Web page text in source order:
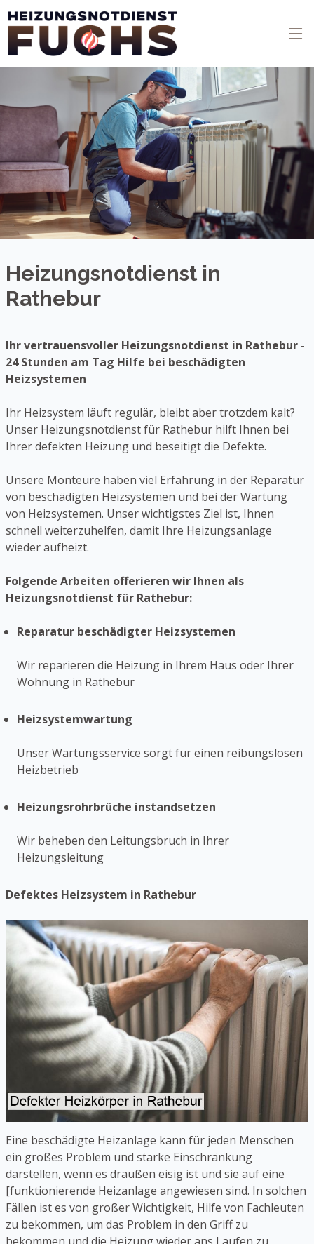
Heizungsnotdienst in
Rathebur
Ihr vertrauensvoller Heizungsnotdienst in Rathebur -
24 Stunden am Tag Hilfe bei beschädigten
Heizsystemen
Ihr Heizsystem läuft regulär, bleibt aber trotzdem kalt?
Unser Heizungsnotdienst für Rathebur hilft Ihnen bei
Ihrer defekten Heizung und beseitigt die Defekte.
Unsere Monteure haben viel Erfahrung in der Reparatur
von beschädigten Heizsystemen und bei der Wartung
von Heizsystemen. Unser wichtigstes Ziel ist, Ihnen
schnell weiterzuhelfen, damit Ihre Heizungsanlage
wieder aufheizt.
Folgende Arbeiten offerieren wir Ihnen als
Heizungsnotdienst für Rathebur:
Reparatur beschädigter Heizsystemen
Wir reparieren die Heizung in Ihrem Haus oder Ihrer
Wohnung in Rathebur
Heizsystemwartung
Unser Wartungsservice sorgt für einen reibungslosen
Heizbetrieb
Heizungsrohrbrüche instandsetzen
Wir beheben den Leitungsbruch in Ihrer
Heizungsleitung
Defektes Heizsystem in Rathebur
Eine beschädigte Heizanlage kann für jeden Menschen
ein großes Problem und starke Einschränkung
darstellen, wenn es draußen eisig ist und sie auf eine
[funktionierende Heizanlage angewiesen sind. In solchen
Fällen ist es von großer Wichtigkeit, Hilfe von Fachleuten
zu bekommen, um das Problem in den Griff zu